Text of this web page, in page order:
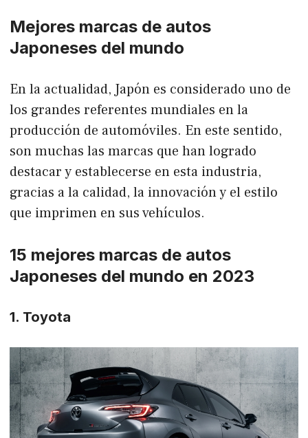
Mejores marcas de autos
Japoneses del mundo
En la actualidad, Japón es considerado uno de
los grandes referentes mundiales en la
producción de automóviles. En este sentido,
son muchas las marcas que han logrado
destacar y establecerse en esta industria,
gracias a la calidad, la innovación y el estilo
que imprimen en sus vehículos.
15 mejores marcas de autos
Japoneses del mundo en 2023
1. Toyota